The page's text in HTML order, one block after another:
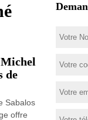
de
Sabalos
offre